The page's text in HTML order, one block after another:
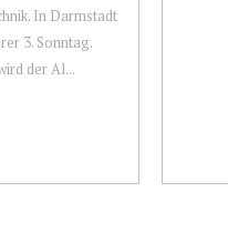
In Darmstadt
3. Sonntag.
der Al...